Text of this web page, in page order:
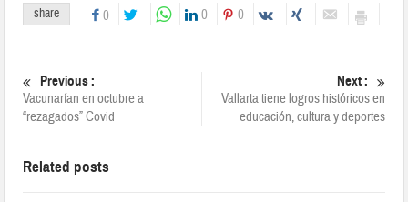
share 0 0 0
Previous :
Vacunarían en octubre a
“rezagados” Covid
Next :
Vallarta tiene logros históricos en
educación, cultura y deportes
Related posts